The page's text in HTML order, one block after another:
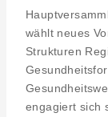
bis
wählt neues
Strukturen
engagiert sich